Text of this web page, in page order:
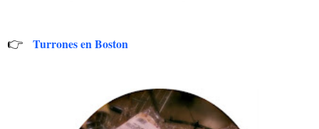
👉 Turrones en Boston